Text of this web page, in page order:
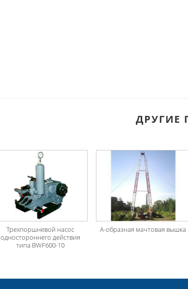
ДРУГИЕ
Трехпоршневой насос
одностороннего действия
типа BWF600-10
А-образная мачтовая вышка